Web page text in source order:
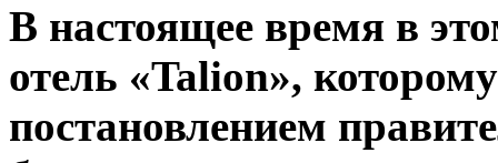
В настоящее время в
отель «Talion»,
постановлением